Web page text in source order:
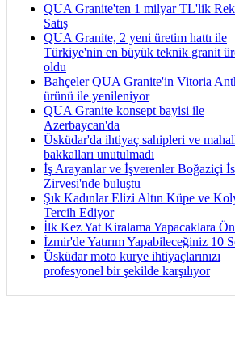
QUA Granite'ten 1 milyar TL'lik
Satış
QUA Granite, 2 yeni üretim hattı ile
Türkiye'nin en büyük teknik granit
oldu
Bahçeler QUA Granite'in Vitoria
ürünü ile yenileniyor
QUA Granite konsept bayisi ile
Azerbaycan'da
Üsküdar'da ihtiyaç sahipleri ve
bakkalları unutulmadı
İş Arayanlar ve İşverenler Boğaziçi
Zirvesi'nde buluştu
Şık Kadınlar Elizi Altın Küpe ve
Tercih Ediyor
İlk Kez Yat Kiralama Yapacaklara
İzmir'de Yatırım Yapabileceğiniz 10
Üsküdar moto kurye ihtiyaçlarınızı
profesyonel bir şekilde karşılıyor